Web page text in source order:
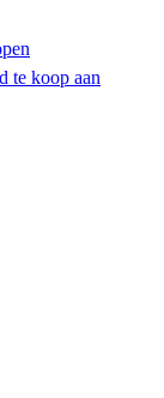
te koop aan